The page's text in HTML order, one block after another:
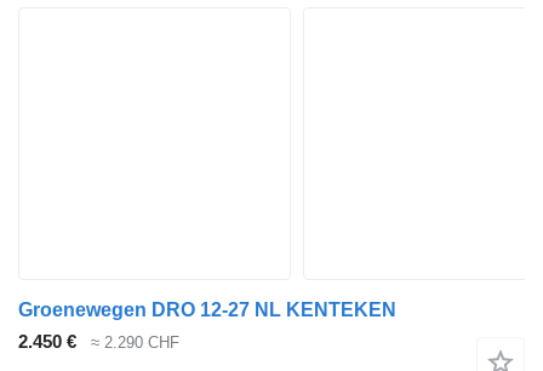
Groenewegen DRO 12-27 NL KENTEKEN
2.450 €
≈ 2.290 CHF